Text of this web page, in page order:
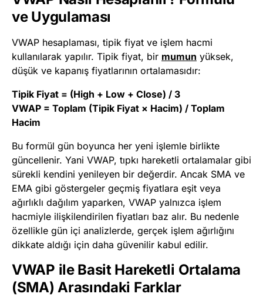
ve Uygulaması
VWAP hesaplaması, tipik fiyat ve işlem hacmi
kullanılarak yapılır. Tipik fiyat, bir mumun yüksek,
düşük ve kapanış fiyatlarının ortalamasıdır:
Tipik Fiyat = (High + Low + Close) / 3
VWAP = Toplam (Tipik Fiyat × Hacim) / Toplam
Hacim
Bu formül gün boyunca her yeni işlemle birlikte
güncellenir. Yani VWAP, tıpkı hareketli ortalamalar gibi
sürekli kendini yenileyen bir değerdir. Ancak SMA ve
EMA gibi göstergeler geçmiş fiyatlara eşit veya
ağırlıklı dağılım yaparken, VWAP yalnızca işlem
hacmiyle ilişkilendirilen fiyatları baz alır. Bu nedenle
özellikle gün içi analizlerde, gerçek işlem ağırlığını
dikkate aldığı için daha güvenilir kabul edilir.
VWAP ile Basit Hareketli Ortalama
(SMA) Arasındaki Farklar